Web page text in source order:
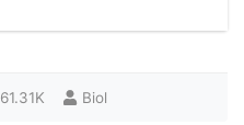
61.31K Biol